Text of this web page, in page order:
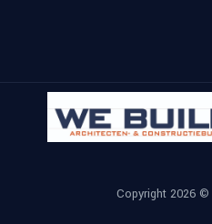
Copyright 2026 ©